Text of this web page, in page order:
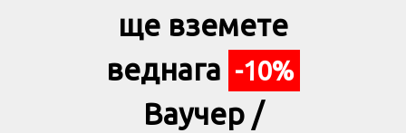
ще вземете
веднага -10%
Ваучер /